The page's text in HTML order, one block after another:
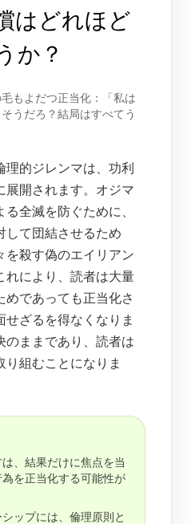
はどれほど
か？
もよだつ正当化：「私は
うだろ？結局はすべてう
理的ジレンマは、功利
展開されます。オジマ
全滅を防ぐために、
して団結させるため
を殺す偽のエイリアン
れにより、読者は大量
めであっても正当化さ
せざるを得なくなりま
のままであり、読者は
り組むことになりま
、結果だけに焦点を当
を正当化する可能性が
ップには、倫理原則と